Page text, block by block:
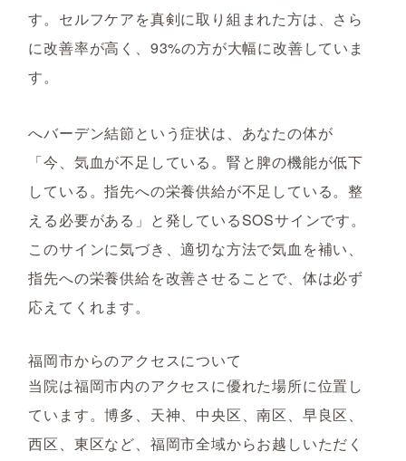
す。セルフケアを真剣に取り組まれた方は、さら
に改善率が高く、93%の方が大幅に改善していま
す。
へバーデン結節という症状は、あなたの体が
「今、気血が不足している。腎と脾の機能が低下
している。指先への栄養供給が不足している。整
える必要がある」と発しているSOSサインです。
このサインに気づき、適切な方法で気血を補い、
指先への栄養供給を改善させることで、体は必ず
応えてくれます。
福岡市からのアクセスについて
当院は福岡市内のアクセスに優れた場所に位置し
ています。博多、天神、中央区、南区、早良区、
西区、東区など、福岡市全域からお越しいただく